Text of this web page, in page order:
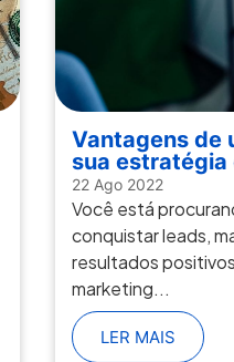
Vantagens de
sua
22 Ago 2022
Você está
conquistar leads,
resultados
marketing...
LER MAIS